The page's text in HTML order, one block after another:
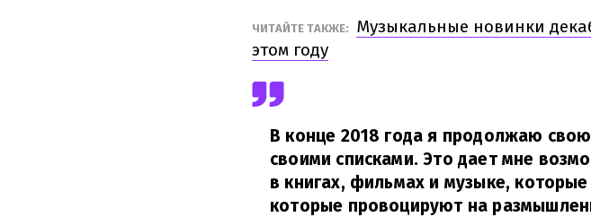
ЧИТАЙТЕ ТАКЖЕ:
Музыкальные новинки
этом году
В конце 2018 года я продолжаю
своими списками. Это дает мне
в книгах, фильмах и музыке,
которые провоцируют на